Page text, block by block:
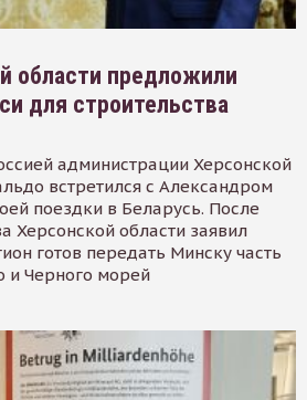
области предложили
для строительства
администрации Херсонской
встретился с Александром
поездки в Беларусь. После
Херсонской области заявил
готов передать Минску часть
и Черного морей